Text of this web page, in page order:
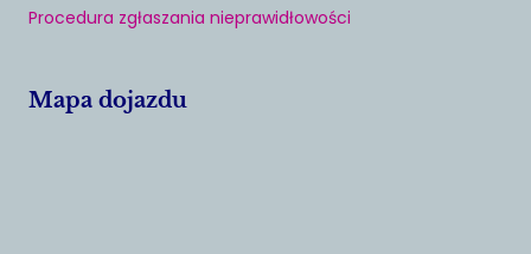
Procedura zgłaszania nieprawidłowości
Mapa dojazdu